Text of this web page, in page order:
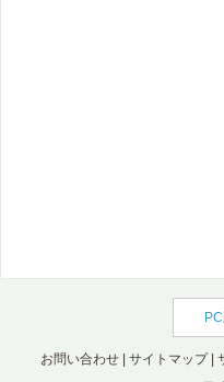
お問い合わせ| サイトマップ|